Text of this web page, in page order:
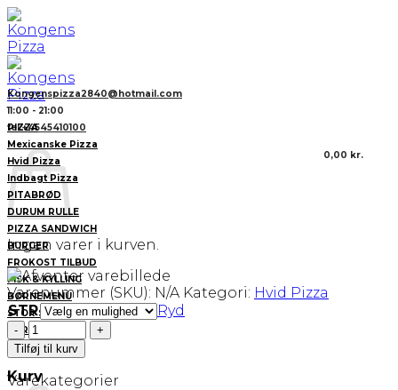
Fortsæt
til
indhold
PIZZA
Mexicanske Pizza
Hvid Pizza
Indbagt Pizza
PITABRØD
DURUM RULLE
PIZZA SANDWICH
BURGER
FROKOST TILBUD
FISK & KYLLING
BØRNEMENU
STOR SALAT
GARNITURE
DRIKKEVARER
Kurv
Kongenspizza2840@hotmail.com
11:00 - 21:00
tel:+4545410100
0,00 kr.
Ingen varer i kurven.
Varenummer (SKU): N/A Kategori: Hvid Pizza
STR
Ryd
34.Beiviingo
antal
Tilføj til kurv
Varekategorier